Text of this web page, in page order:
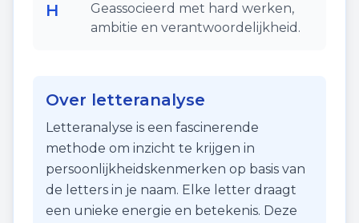
H
Geassocieerd met hard werken,
ambitie en verantwoordelijkheid.
Over letteranalyse
Letteranalyse is een fascinerende
methode om inzicht te krijgen in
persoonlijkheidskenmerken op basis van
de letters in je naam. Elke letter draagt
een unieke energie en betekenis. Deze